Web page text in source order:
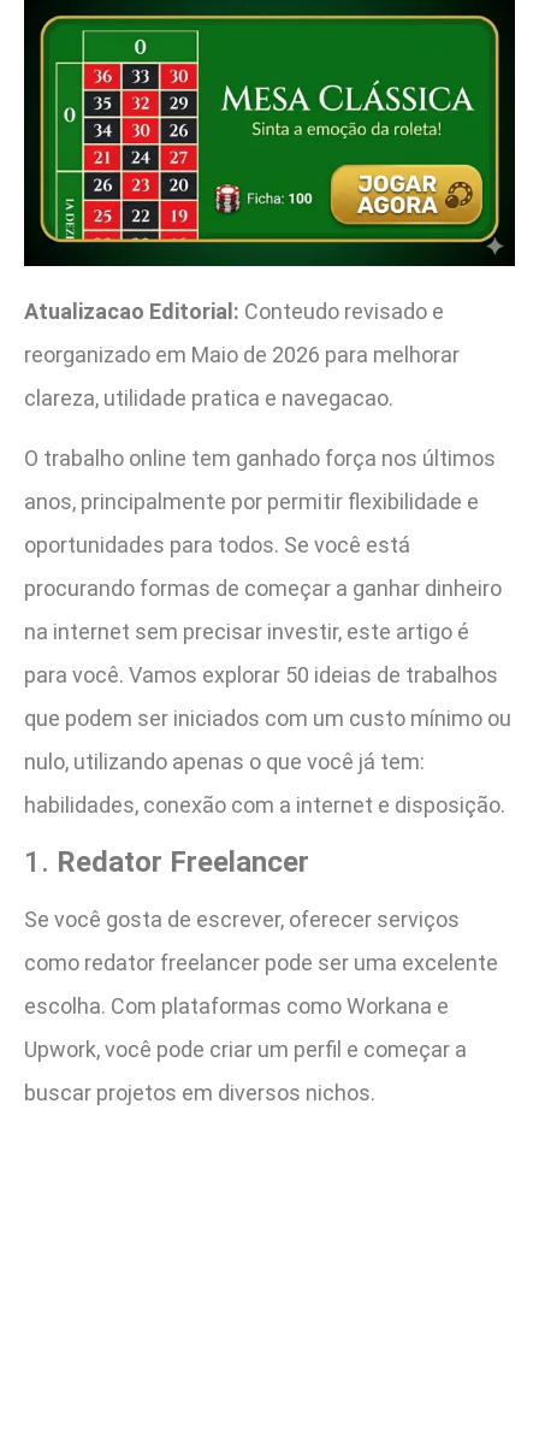
Atualizacao Editorial: Conteudo revisado e
reorganizado em Maio de 2026 para melhorar
clareza, utilidade pratica e navegacao.
O trabalho online tem ganhado força nos últimos
anos, principalmente por permitir flexibilidade e
oportunidades para todos. Se você está
procurando formas de começar a ganhar dinheiro
na internet sem precisar investir, este artigo é
para você. Vamos explorar 50 ideias de trabalhos
que podem ser iniciados com um custo mínimo ou
nulo, utilizando apenas o que você já tem:
habilidades, conexão com a internet e disposição.
1. Redator Freelancer
Se você gosta de escrever, oferecer serviços
como redator freelancer pode ser uma excelente
escolha. Com plataformas como Workana e
Upwork, você pode criar um perfil e começar a
buscar projetos em diversos nichos.